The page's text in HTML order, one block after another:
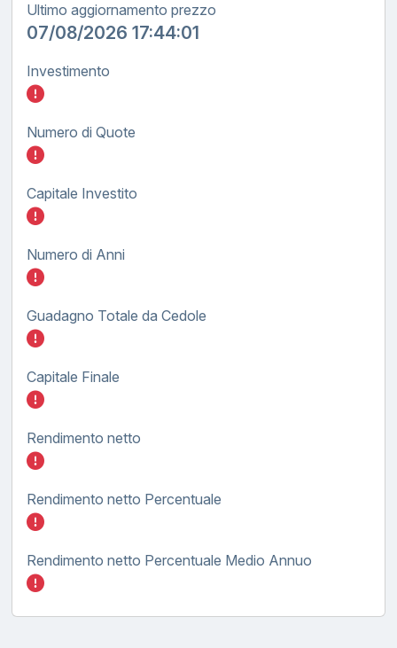
Ultimo aggiornamento prezzo
07/08/2026 17:44:01
Investimento
Inserisci quanto investire nel BTP FX
Numero di Quote
Inserisci quanto investire nel BTP FX
Capitale Investito
Inserisci quanto investire nel BTP FX
Numero di Anni
Inserisci quanto investire nel BTP FX
Guadagno Totale da Cedole
Inserisci quanto investire nel BTP FX
Capitale Finale
Inserisci quanto investire nel BTP FX
Rendimento netto
Inserisci quanto investire nel BTP FX
Rendimento netto Percentuale
Inserisci quanto investire nel BTP FX
Rendimento netto Percentuale Medio Annuo
Inserisci quanto investire nel BTP FX